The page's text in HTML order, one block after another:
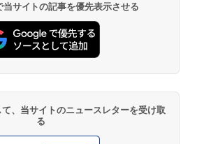
サイトの記事を優先表示させる
、当サイトのニュースレターを受け取
る